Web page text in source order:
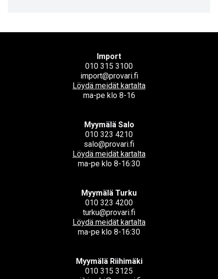
Import
010 315 3100
import@provari.fi
Löydä meidät kartalta
ma-pe klo 8-16
Myymälä Salo
010 323 4210
salo@provari.fi
Löydä meidät kartalta
ma-pe klo 8-16:30
Myymälä Turku
010 323 4200
turku@provari.fi
Löydä meidät kartalta
ma-pe klo 8-16:30
Myymälä Riihimäki
010 315 3125